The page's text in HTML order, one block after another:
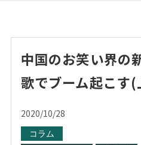
中国のお笑い界の
歌でブーム起こ
2020/10/28
コラム